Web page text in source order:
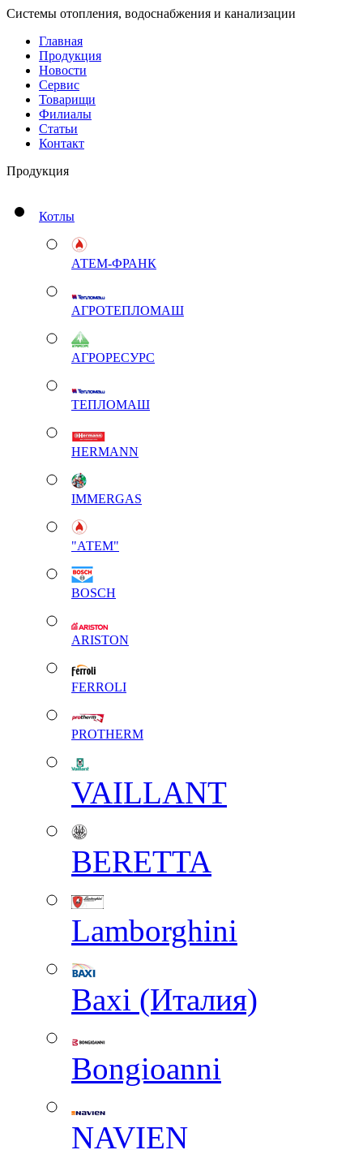
Системы отопления, водоснабжения и канализации
Главная
Продукция
Новости
Сервис
Товарищи
Филиалы
Статьи
Контакт
Продукция
Котлы
АТЕМ-ФРАНК
АГРОТЕПЛОМАШ
АГРОРЕСУРС
ТЕПЛОМАШ
HERMANN
IMMERGAS
"АТЕМ"
BOSCH
ARISTON
FERROLI
PROTHERM
VAILLANT
BERETTA
Lamborghini
Baxi (Италия)
Вongioanni
NAVIEN